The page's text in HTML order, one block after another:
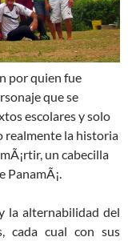
por quien fue
que se
escolares y solo
realmente la historia
un cabecilla
la alternabilidad del
cada cual con sus